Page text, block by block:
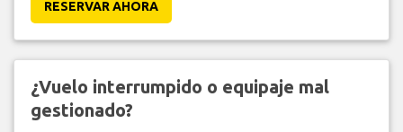
RESERVAR AHORA
¿Vuelo interrumpido o equipaje mal
gestionado?